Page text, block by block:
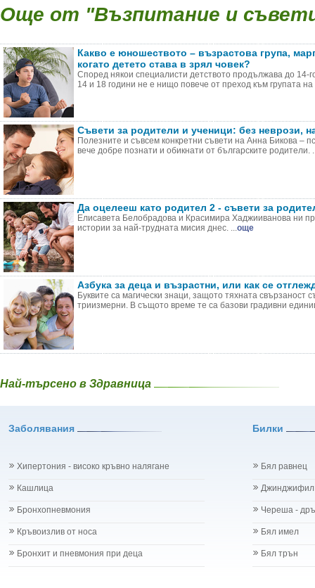
Още от "Възпитание и
Какво е юношеството – възрастова група,
когато детето става в зрял човек?
Според някои специалисти детството продължава до
14 и 18 години не е нищо повече от преход към групата на
Съвети за родители и ученици: без неврози,
Полезните и съвсем конкретни съвети на Анна Бикова –
вече добре познати и обикнати от българските родители.
Да оцелееш като родител 2 - съвети за
Елисавета Белобрадова и Красимира Хаджииванова ни
истории за най-трудната мисия днес. ...още
Азбука за деца и възрастни, или как се
Буквите са магически знаци, защото тяхната свързаност
триизмерни. В същото време те са базови градивни
Най-търсено в Здравница
Заболявания Билки
Хипертония - високо кръвно налягане
Кашлица
Бронхопневмония
Кръвоизлив от носа
Бронхит и пневмония при деца
Бял равнец
Джинджифил
Череша -
Бял имел
Бял трън